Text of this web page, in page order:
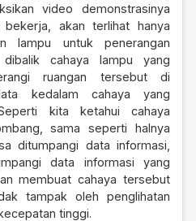
video demonstrasinya
akan terlihat hanya
lampu untuk penerangan
cahaya lampu yang
ruangan tersebut di
kedalam cahaya yang
kita ketahui cahaya
sama seperti halnya
ditumpangi data informasi,
data informasi yang
membuat cahaya tersebut
tampak oleh penglihatan
tinggi.